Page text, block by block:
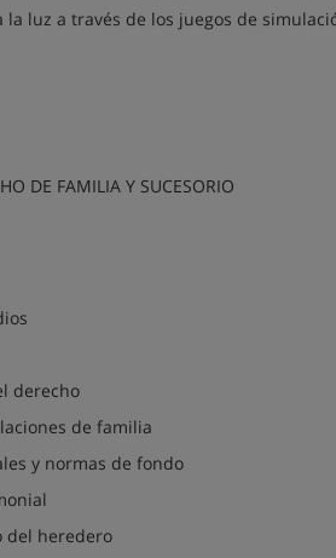
luz a través de los juegos de
DE FAMILIA Y SUCESORIO
derecho
de familia
y normas de fondo
del heredero